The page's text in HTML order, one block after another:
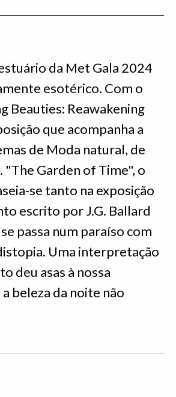
da Met Gala 2024
esotérico. Com o
Beauties: Reawakening
que acompanha a
de Moda natural, de
"The Garden of Time", o
se tanto na exposição
escrito por J.G. Ballard
passa num paraíso com
Uma interpretação
deu asas à nossa
beleza da noite não